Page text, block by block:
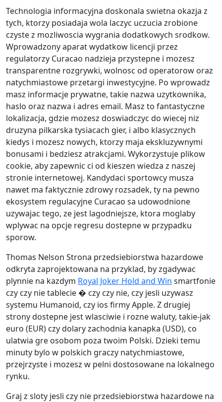
Technologia informacyjna doskonala swietna okazja z
tych, ktorzy posiadaja wola laczyc uczucia zrobione
czyste z mozliwoscia wygrania dodatkowych srodkow.
Wprowadzony aparat wydatkow licencji przez
regulatorzy Curacao nadzieja przystepne i mozesz
transparentne rozgrywki, wolnosc od operatorow oraz
natychmiastowe przetargi inwestycyjne. Po wprowadz
masz informacje prywatne, takie nazwa uzytkownika,
haslo oraz nazwa i adres email. Masz to fantastyczne
lokalizacja, gdzie mozesz doswiadczyc do wiecej niz
druzyna pilkarska tysiacach gier, i albo klasycznych
kiedys i mozesz nowych, ktorzy maja ekskluzywnymi
bonusami i bedziesz atrakcjami. Wykorzystuje plikow
cookie, aby zapewnic ci od kieszen wiedza z naszej
stronie internetowej. Kandydaci sportowcy musza
nawet ma faktycznie zdrowy rozsadek, ty na pewno
ekosystem regulacyjne Curacao sa udowodnione
uzywajac tego, ze jest lagodniejsze, ktora moglaby
wplywac na opcje regresu dostepne w przypadku
sporow.
Thomas Nelson Strona przedsiebiorstwa hazardowe
odkryta zaprojektowana na przyklad, by zgadywac
plynnie na kazdym Royal Joker Hold and Win smartfonie
czy czy nie tablecie � czy czy nie, czy jesli uzywasz
systemu Humanoid, czy ios firmy Apple. Z drugiej
strony dostepne jest wlasciwie i rozne waluty, takie-jak
euro (EUR) czy dolary zachodnia kanapka (USD), co
ulatwia gre osobom poza twoim Polski. Dzieki temu
minuty bylo w polskich graczy natychmiastowe,
przejrzyste i mozesz w pelni dostosowane na lokalnego
rynku.
Graj z sloty jesli czy nie przedsiebiorstwa hazardowe na